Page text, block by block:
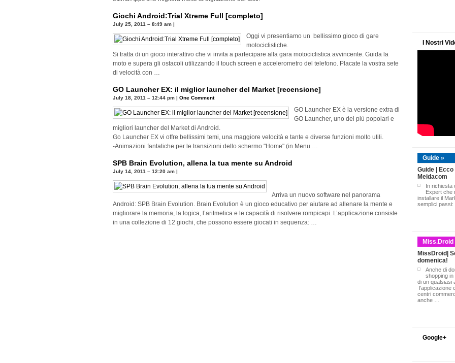
Giochi Android:Trial Xtreme Full [completo]
July 25, 2011 – 8:49 am |
Oggi vi presentiamo un bellissimo gioco di gare
motociclistiche.
Si tratta di un gioco interattivo che vi invita a partecipare alla gara motociclistica avvincente. Guida la
moto e supera gli ostacoli utilizzando il touch screen e accelerometro del telefono. Placate la vostra sete
di velocità con …
GO Launcher EX: il miglior launcher del Market [recensione]
July 18, 2011 – 12:44 pm | One Comment
GO Launcher EX è la versione extra di
GO Launcher, uno dei più popolari e
migliori launcher del Market di Android.
Go Launcher EX vi offre bellissimi temi, una maggiore velocità e tante e diverse funzioni molto utili.
-Animazioni fantatiche per le transizioni dello schermo "Home" (in Menu …
SPB Brain Evolution, allena la tua mente su Android
July 14, 2011 – 12:20 am |
Arriva un nuovo software nel panorama
Android: SPB Brain Evolution. Brain Evolution è un gioco educativo per aiutare ad allenare la mente e
migliorare la memoria, la logica, l’aritmetica e le capacità di risolvere rompicapi. L’applicazione consiste
in una collezione di 12 giochi, che possono essere giocati in sequenza: …
I Nostri
Guide »
Guide |
Meidacom
In richiesta
Expert che
installare il
semplici passi:
Miss.Droid
MissDroid|
domenica!
Anche di
shopping
di un qualsiasi
l'applicazione
centri
anche …
Google+